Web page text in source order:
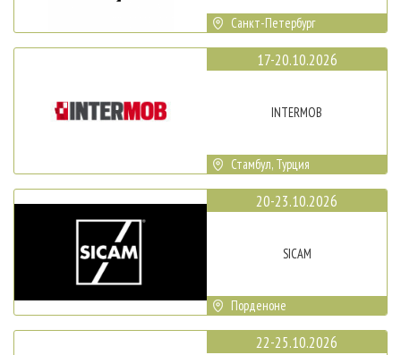
Санкт-Петербург
17-20.10.2026
INTERMOB
Стамбул, Турция
20-23.10.2026
SICAM
Порденоне
22-25.10.2026